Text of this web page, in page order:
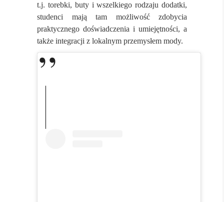
t.j. torebki, buty i wszelkiego rodzaju dodatki,
studenci mają tam możliwość zdobycia
praktycznego doświadczenia i umiejętności, a
także integracji z lokalnym przemysłem mody.